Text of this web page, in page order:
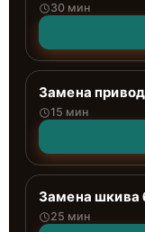
30 мин
Замена
15 мин
Замена шкива
25 мин